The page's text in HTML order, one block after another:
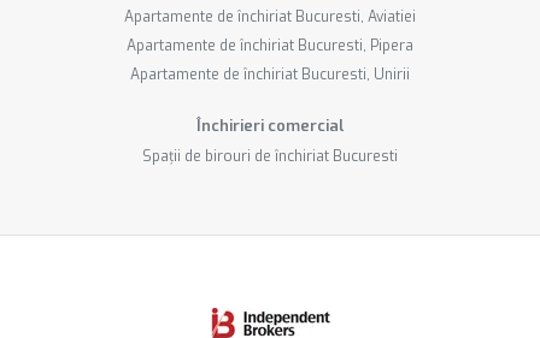
Apartamente de închiriat Bucuresti, Aviatiei
Apartamente de închiriat Bucuresti, Pipera
Apartamente de închiriat Bucuresti, Unirii
Închirieri comercial
Spații de birouri de închiriat Bucuresti